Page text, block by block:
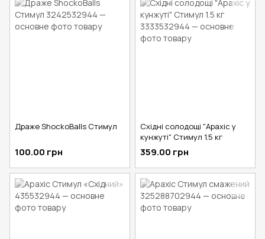
Драже ShockoBalls Стимул
100.00 грн
Східні солодощі "Арахіс у
кунжуті" Стимул 1.5 кг
359.00 грн